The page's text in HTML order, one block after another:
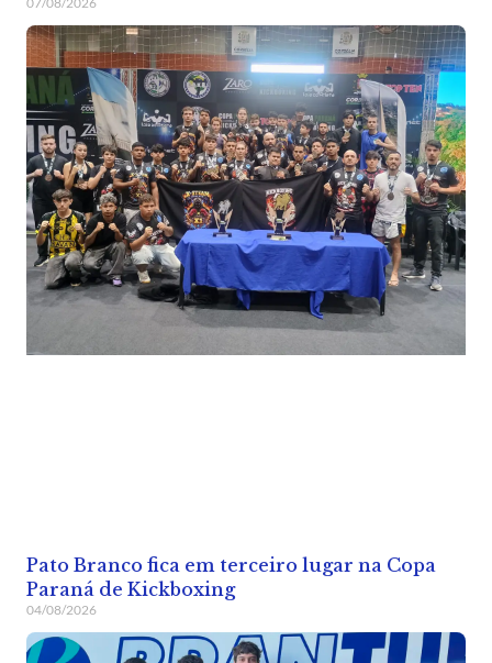
Pato Branco fica em terceiro lugar na Copa
Paraná de Kickboxing
04/08/2026